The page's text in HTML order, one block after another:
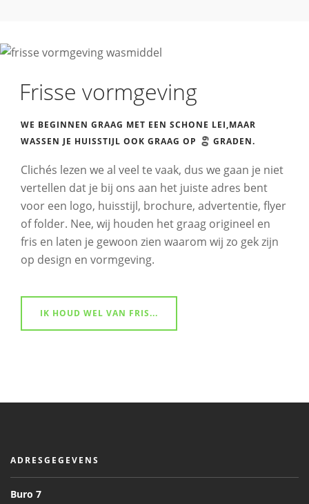
Frisse vormgeving
WE BEGINNEN GRAAG MET EEN SCHONE LEI,MAAR
WASSEN JE HUISSTIJL OOK GRAAG OP 60GRADEN.
Clichés lezen we al veel te vaak, dus we gaan je niet
vertellen dat je bij ons aan het juiste adres bent
voor een logo, huisstijl, brochure, advertentie, flyer
of folder. Nee, wij houden het graag origineel en
fris en laten je gewoon zien waarom wij zo gek zijn
op design en vormgeving.
IK HOUD WEL VAN FRIS...
ADRESGEGEVENS
Buro 7